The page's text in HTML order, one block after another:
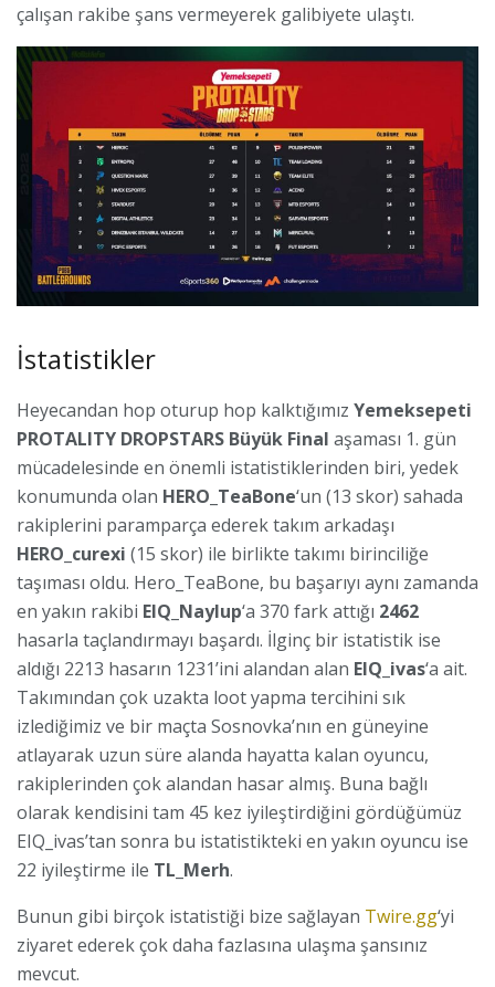
çalışan rakibe şans vermeyerek galibiyete ulaştı.
İstatistikler
Heyecandan hop oturup hop kalktığımız Yemeksepeti
PROTALITY DROPSTARS Büyük Final aşaması 1. gün
mücadelesinde en önemli istatistiklerinden biri, yedek
konumunda olan HERO_TeaBone‘un (13 skor) sahada
rakiplerini paramparça ederek takım arkadaşı
HERO_curexi (15 skor) ile birlikte takımı birinciliğe
taşıması oldu. Hero_TeaBone, bu başarıyı aynı zamanda
en yakın rakibi EIQ_Naylup‘a 370 fark attığı 2462
hasarla taçlandırmayı başardı. İlginç bir istatistik ise
aldığı 2213 hasarın 1231’ini alandan alan EIQ_ivas‘a ait.
Takımından çok uzakta loot yapma tercihini sık
izlediğimiz ve bir maçta Sosnovka’nın en güneyine
atlayarak uzun süre alanda hayatta kalan oyuncu,
rakiplerinden çok alandan hasar almış. Buna bağlı
olarak kendisini tam 45 kez iyileştirdiğini gördüğümüz
EIQ_ivas’tan sonra bu istatistikteki en yakın oyuncu ise
22 iyileştirme ile TL_Merh.
Bunun gibi birçok istatistiği bize sağlayan Twire.gg‘yi
ziyaret ederek çok daha fazlasına ulaşma şansınız
mevcut.